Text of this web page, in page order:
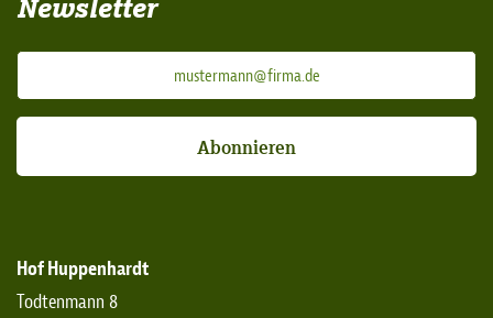
Newsletter
Abonnieren
Hof Huppenhardt
Todtenmann 8